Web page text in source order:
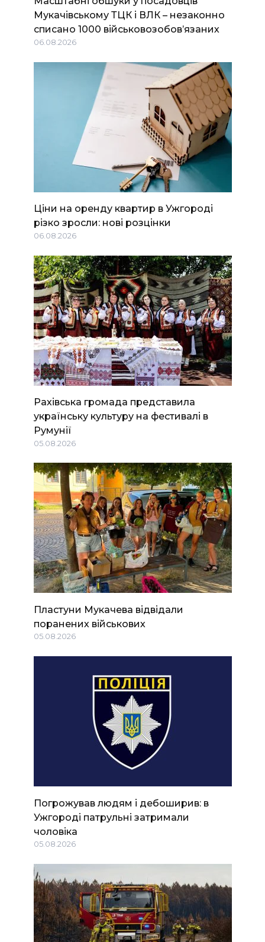
Мукачівському ТЦК і ВЛК – незаконно
списано 1000 військовозобов’язаних
06.08.2026
Ціни на оренду квартир в Ужгороді
різко зросли: нові розцінки
06.08.2026
Рахівська громада представила
українську культуру на фестивалі в
Румунії
05.08.2026
Пластуни Мукачева відвідали
поранених військових
05.08.2026
Погрожував людям і дебоширив: в
Ужгороді патрульні затримали
чоловіка
05.08.2026